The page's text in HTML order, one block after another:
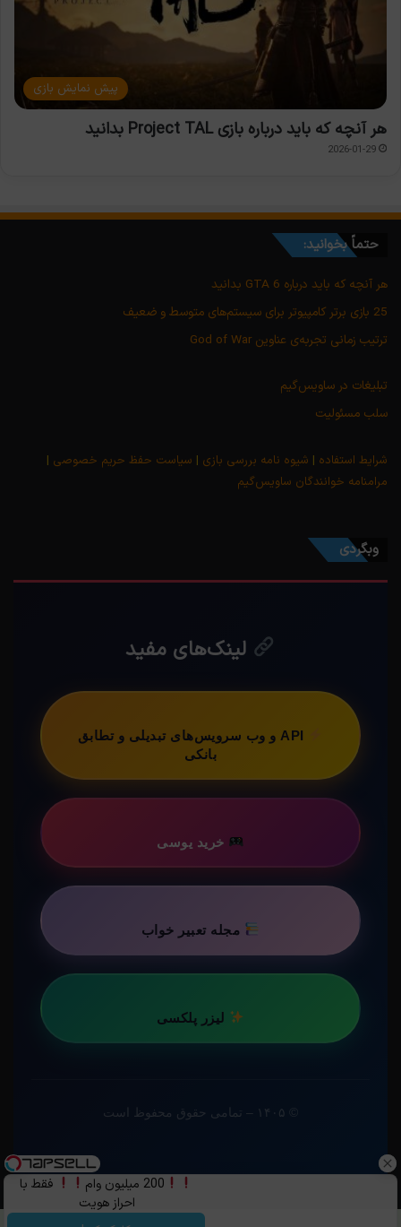
پیش نمایش بازی
هر آنچه که باید درباره بازی Project TAL بدانید
2026-01-29
حتماً بخوانید:
هر آنچه که باید درباره GTA 6 بدانید
25 بازی برتر کامپیوتر برای سیستم‌های متوسط و ضعیف
ترتیب زمانی تجربه‌ی عناوین God of War
تبلیغات در ساویس‌گیم
سلب مسئولیت
شرایط استفاده | شیوه نامه بررسی بازی | سیاست حفظ حریم خصوصی |
مرامنامه خوانندگان ساویس‌گیم
وبگردی
لینک‌های مفید
API و وب سرویس‌های تبدیلی و تطابق
بانکی
خرید یوسی
مجله تعبیر خواب
لیزر پلکسی
200 میلیون وام
فقط با
احراز هویت